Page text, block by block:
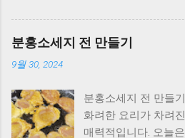
인 '배민'을 통해 신
하여 집 안에서 편리
도래했습니다. 이번
과일 배달의 장점 편
언제든지 신선한 과
분홍소세지 전 만들기
9월 30, 2024
분홍소세지 전 만들
화려한 요리가 차려
매력적입니다. 오늘